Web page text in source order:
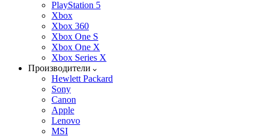
PlayStation 5
Xbox
Xbox 360
Xbox One S
Xbox One X
Xbox Series X
Производители
Hewlett Packard
Sony
Canon
Apple
Lenovo
MSI